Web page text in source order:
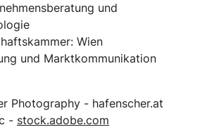
und
Wien
und Marktkommunikation
Photography - hafenscher.at
- stock.adobe.com